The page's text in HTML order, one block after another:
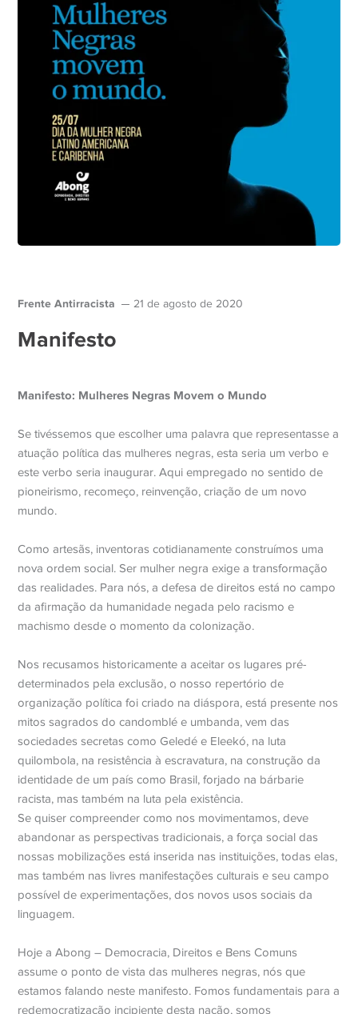
Frente Antirracista 21 de agosto de 2020
Manifesto
Manifesto: Mulheres Negras Movem o Mundo
Se tivéssemos que escolher uma palavra que representasse a
atuação política das mulheres negras, esta seria um verbo e
este verbo seria inaugurar. Aqui empregado no sentido de
pioneirismo, recomeço, reinvenção, criação de um novo
mundo.
Como artesãs, inventoras cotidianamente construímos uma
nova ordem social. Ser mulher negra exige a transformação
das realidades. Para nós, a defesa de direitos está no campo
da afirmação da humanidade negada pelo racismo e
machismo desde o momento da colonização.
Nos recusamos historicamente a aceitar os lugares pré-
determinados pela exclusão, o nosso repertório de
organização política foi criado na diáspora, está presente nos
mitos sagrados do candomblé e umbanda, vem das
sociedades secretas como Geledé e Eleekó, na luta
quilombola, na resistência à escravatura, na construção da
identidade de um país como Brasil, forjado na bárbarie
racista, mas também na luta pela existência.
Se quiser compreender como nos movimentamos, deve
abandonar as perspectivas tradicionais, a força social das
nossas mobilizações está inserida nas instituições, todas elas,
mas também nas livres manifestações culturais e seu campo
possível de experimentações, dos novos usos sociais da
linguagem.
Hoje a Abong – Democracia, Direitos e Bens Comuns
assume o ponto de vista das mulheres negras, nós que
estamos falando neste manifesto. Fomos fundamentais para a
redemocratização incipiente desta nação, somos